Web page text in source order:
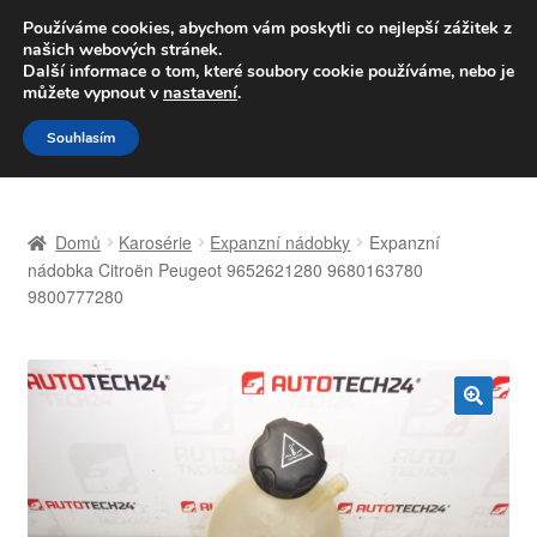
DOPRAVA od 139,-Kč
Volejte po-pá 9-16 704 494 494
Přeskočit
na
navigaci
Přejít
k
obsahu
Celosvětová doprava
Kontakt
Můj účet
Domů Karosérie Expanzní nádobky
Expanzní
nádobka Citroën Peugeot 9652621280 9680163780
9800777280
Používáme cookies, abychom vám poskytli co nejlepší zážitek z
našich webových stránek.
Další informace o tom, které soubory cookie používáme, nebo je
můžete vypnout v nastavení.
Souhlasím